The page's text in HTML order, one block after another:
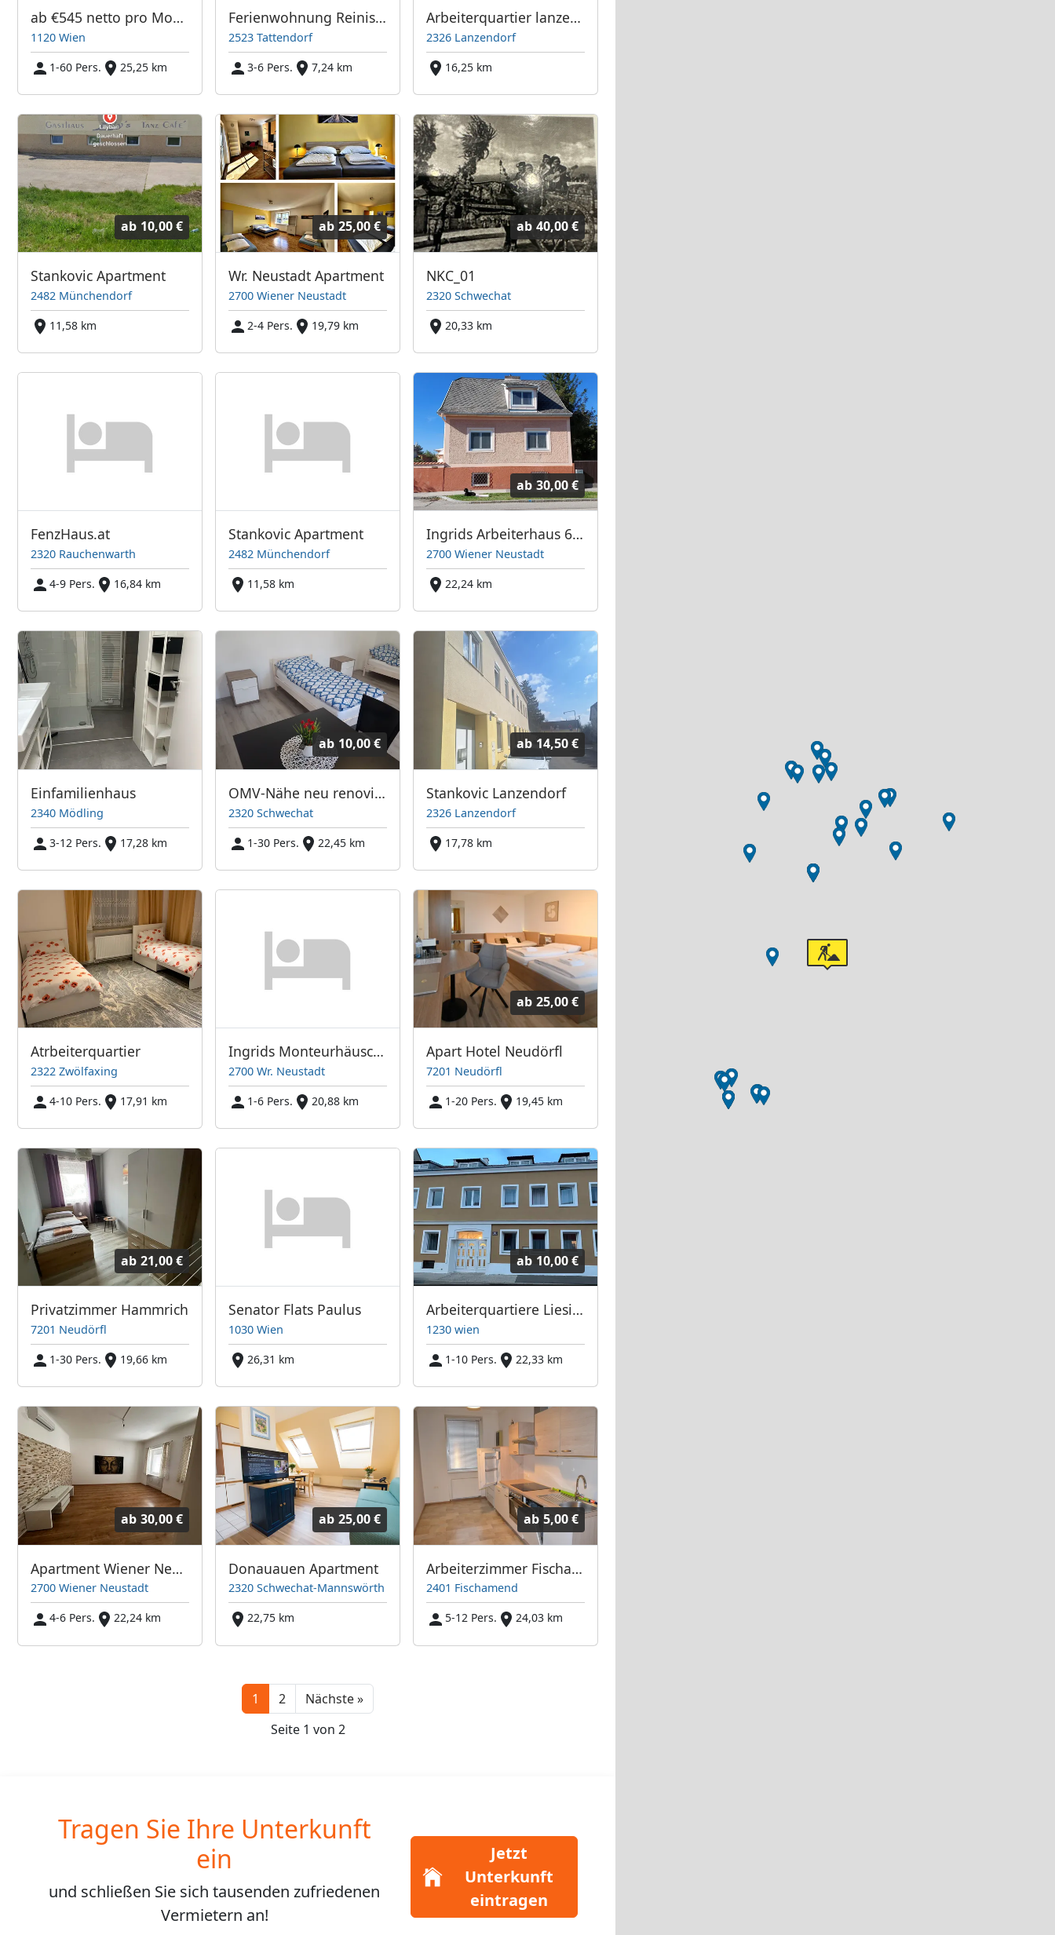
ab €545 netto pro Monat | ampm Zimmer 1120 Wien
1120 Wien
1-60 Pers.
25,25 km
Ferienwohnung Reinisch
2523 Tattendorf
3-6 Pers.
7,24 km
Arbeiterquartier lanzendorf
2326 Lanzendorf
16,25 km
ab 10,00 €
Stankovic Apartment
2482 Münchendorf
11,58 km
ab 25,00 €
Wr. Neustadt Apartment
2700 Wiener Neustadt
2-4 Pers.
19,79 km
ab 40,00 €
NKC_01
2320 Schwechat
20,33 km
FenzHaus.at
2320 Rauchenwarth
4-9 Pers.
16,84 km
Stankovic Apartment
2482 Münchendorf
11,58 km
ab 30,00 €
Ingrids Arbeiterhaus 6 Einzelzimmer
2700 Wiener Neustadt
22,24 km
Einfamilienhaus
2340 Mödling
3-12 Pers.
17,28 km
ab 10,00 €
OMV-Nähe neu renovierte Appartements
2320 Schwechat
1-30 Pers.
22,45 km
ab 14,50 €
Stankovic Lanzendorf
2326 Lanzendorf
17,78 km
Atrbeiterquartier
2322 Zwölfaxing
4-10 Pers.
17,91 km
Ingrids Monteurhäuschen
2700 Wr. Neustadt
1-6 Pers.
20,88 km
ab 25,00 €
Apart Hotel Neudörfl
7201 Neudörfl
1-20 Pers.
19,45 km
ab 21,00 €
Privatzimmer Hammrich
7201 Neudörfl
1-30 Pers.
19,66 km
Senator Flats Paulus
1030 Wien
26,31 km
ab 10,00 €
Arbeiterquartiere Liesing
1230 wien
1-10 Pers.
22,33 km
ab 30,00 €
Apartment Wiener Neustadt
2700 Wiener Neustadt
4-6 Pers.
22,24 km
ab 25,00 €
Donauauen Apartment
2320 Schwechat-Mannswörth
22,75 km
ab 5,00 €
Arbeiterzimmer Fischamend (Monteurzimmer)
2401 Fischamend
5-12 Pers.
24,03 km
1 2 Nächste »Next
Seite 1 von 2
Tragen Sie Ihre Unterkunft
ein
und schließen Sie sichtausenden zufriedenen
Vermietern an!
Jetzt
Unterkunft
eintragen